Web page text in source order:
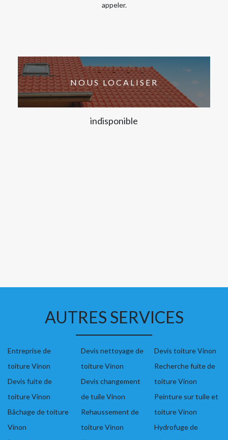
appeler.
NOUS LOCALISER
indisponible
AUTRES SERVICES
Entreprise de
toiture Vinon
Devis fuite de
toiture Vinon
Bâchage de toiture
Vinon
Devis nettoyage de
toiture Vinon
Devis changement
de tuile Vinon
Rehaussement de
toiture Vinon
Devis toiture Vinon
Recherche fuite de
toiture Vinon
Peinture sur tuile et
toiture Vinon
Hydrofuge de